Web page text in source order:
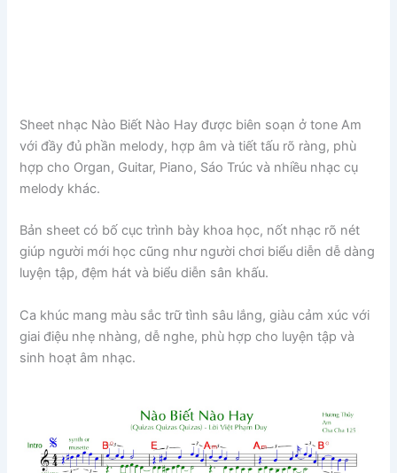
Sheet nhạc Nào Biết Nào Hay được biên soạn ở tone Am
với đầy đủ phần melody, hợp âm và tiết tấu rõ ràng, phù
hợp cho Organ, Guitar, Piano, Sáo Trúc và nhiều nhạc cụ
melody khác.
Bản sheet có bố cục trình bày khoa học, nốt nhạc rõ nét
giúp người mới học cũng như người chơi biểu diễn dễ dàng
luyện tập, đệm hát và biểu diễn sân khấu.
Ca khúc mang màu sắc trữ tình sâu lắng, giàu cảm xúc với
giai điệu nhẹ nhàng, dễ nghe, phù hợp cho luyện tập và
sinh hoạt âm nhạc.